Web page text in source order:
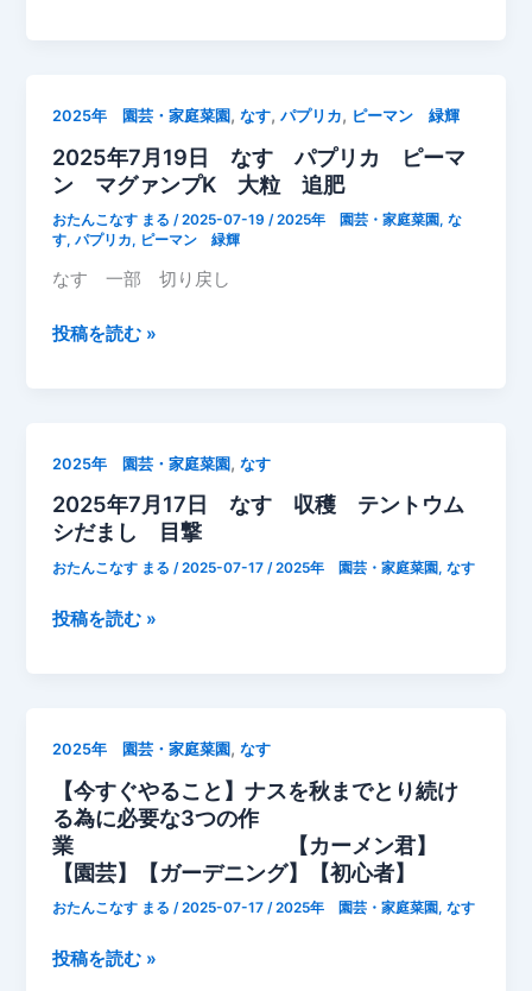
（2025.7.21）
日
な
す
夏
休
み
果
2025年 園芸・家庭菜園 ,なす,パプリカ, ピーマン 緑輝
2025年7月19日 なす パプリカ ピーマ
ン マグァンプK 大粒 追肥
おたんこなす まる/2025-07-19/2025年 園芸・家庭菜園,な
す,パプリカ, ピーマン 緑輝
なす 一部 切り戻し
2025
日
な
す
パ
リ
ン
マ
グ
ァ
ン
プ
大
投稿を読む »
2025年 園芸・家庭菜園 ,なす
2025年7月17日 なす 収穫 テントウム
シだまし 目撃
おたんこなす まる/2025-07-17/2025年 園芸・家庭菜園,なす
2025
日
な
す
収
穫
テ
ト
投稿を読む »
2025年 園芸・家庭菜園 ,なす
【今すぐやること】ナスを秋までとり続け
る為に必要な3つの作
業 【カーメン君】
【園芸】【ガーデニング】【初心者】
おたんこなす まる/2025-07-17/2025年 園芸・家庭菜園,なす
【今
投稿を読む »